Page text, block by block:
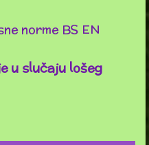
norme BS EN
u slučaju lošeg